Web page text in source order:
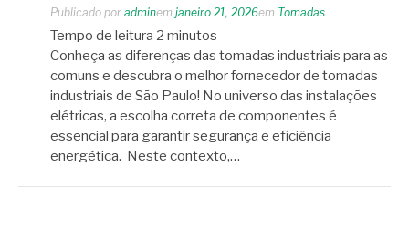
Publicado por adminem janeiro 21, 2026em Tomadas
Tempo de leitura 2 minutos
Conheça as diferenças das tomadas industriais para as
comuns e descubra o melhor fornecedor de tomadas
industriais de São Paulo! No universo das instalações
elétricas, a escolha correta de componentes é
essencial para garantir segurança e eficiência
energética. Neste contexto,…